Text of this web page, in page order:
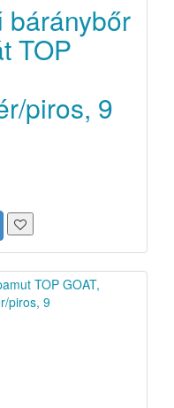
báránybőr
TOP
piros, 9